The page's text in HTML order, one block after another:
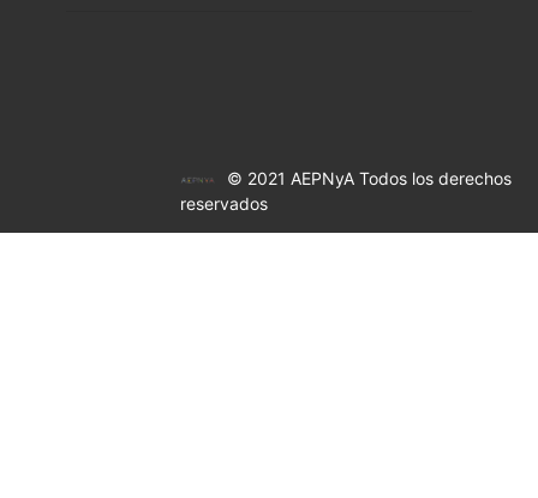
© 2021 AEPNyA Todos los derechos
reservados